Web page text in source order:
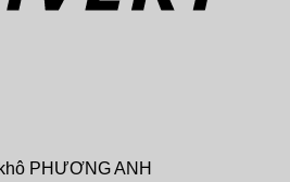
PHƯƠNG ANH